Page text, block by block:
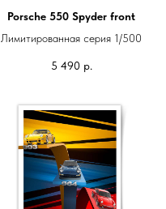
Porsche 550 Spyder front
Лимитированная серия 1/500
5 490 р.